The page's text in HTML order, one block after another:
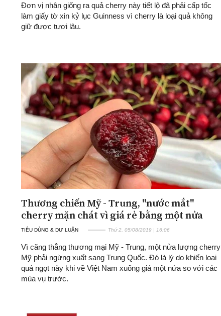
Đơn vị nhân giống ra quả cherry này tiết lộ đã phải cấp tốc
làm giấy tờ xin kỷ lục Guinness vì cherry là loại quả không
giữ được tươi lâu.
Thương chiến Mỹ - Trung, "nước mắt"
cherry mặn chát vì giá rẻ bằng một nửa
TIÊU DÙNG & DƯ LUẬN Thứ 2, 05/08/2019 | 16:06
Vì căng thẳng thương mại Mỹ - Trung, một nửa lượng cherry
Mỹ phải ngừng xuất sang Trung Quốc. Đó là lý do khiến loại
quả ngọt này khi về Việt Nam xuống giá một nửa so với các
mùa vụ trước.